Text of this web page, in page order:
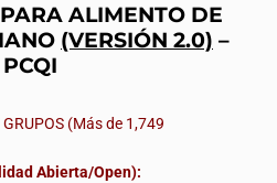
ALIMENTO DE
(VERSIÓN 2.0) –
PCQI
(Más de 1,749
Abierta/Open):